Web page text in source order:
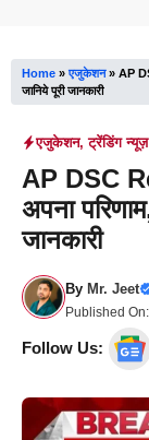
Home »एजुकेशन» AP
जानिये पूरी जानकारी
एजुकेशन,ट्रेंडिंग न्यूज़
AP DSC
अपना
जानकारी
By Mr. Jeet
Published On:
Follow Us: